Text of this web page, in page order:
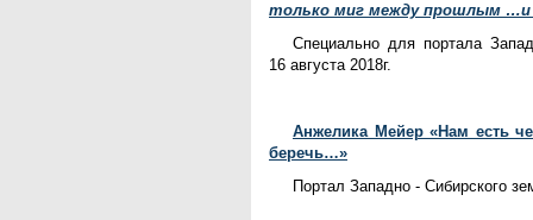
только миг между прошлым
Специально для портала
16 августа 2018г.
Анжелика Мейер «Нам есть
беречь…»
Портал Западно - Сибирского